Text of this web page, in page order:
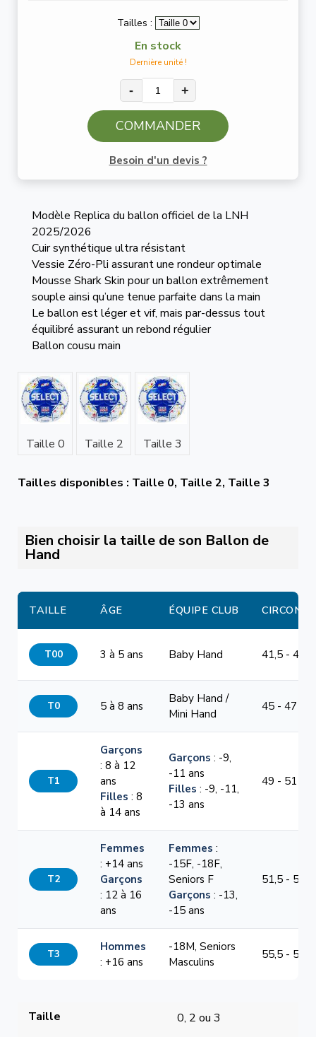
Tailles :
En stock
Dernière unité !
- +
COMMANDER
Besoin d'un devis ?
Modèle Replica du ballon officiel de la LNH
2025/2026
Cuir synthétique ultra résistant
Vessie Zéro-Pli assurant une rondeur optimale
Mousse Shark Skin pour un ballon extrêmement
souple ainsi qu’une tenue parfaite dans la main
Le ballon est léger et vif, mais par-dessus tout
équilibré assurant un rebond régulier
Ballon cousu main
Taille 0 Taille 2 Taille 3
Tailles disponibles : Taille 0, Taille 2, Taille 3
Bien choisir la taille de son Ballon de
Hand
TAILLE ÂGE ÉQUIPE CLUB
T00 3 à 5 ans Baby Hand 41,5 - 44
T0 5 à 8 ans
Baby Hand /
Mini Hand
45 - 47 cm
T1
Garçons
: 8 à 12
ans
Filles : 8
à 14 ans
Garçons : -9,
-11 ans
Filles : -9, -11,
-13 ans
49 - 51 cm
T2
Femmes
: +14 ans
Garçons
: 12 à 16
ans
Femmes :
-15F, -18F,
Seniors F
Garçons : -13,
-15 ans
51,5 -
T3
Hommes
: +16 ans
-18M, Seniors
Masculins
55,5 -
Taille 0, 2 ou 3